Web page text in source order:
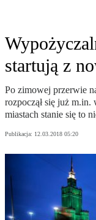
startują z
Po zimowej przerwie
rozpoczął się już
miastach stanie się to
Publikacja: 12.03.2018 05:20